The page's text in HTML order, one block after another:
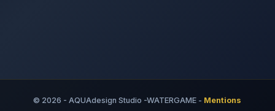
© 2026 - AQUAdesign Studio -WATERGAME - Mentions